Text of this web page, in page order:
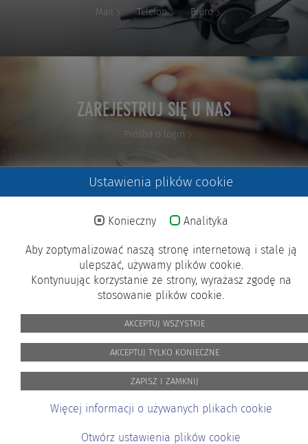
Customer Satisfaction
At MICROSENS, the satisfaction of our
customers is our top priority. You will
Mail Telefon Biuro
ZAREJESTRUJ SIĘ U NAS
Prośba o login
Polityka prywatności picture-credits
Ustawienia plików cookie
Konieczny Analityka
Aby zoptymalizować naszą stronę internetową i stale ją
ulepszać, używamy plików cookie.
Kontynuując korzystanie ze strony, wyrażasz zgodę na
stosowanie plików cookie.
AKCEPTUJ WSZYSTKIE
AKCEPTUJ TYLKO KONIECZNE
ZAPISZ I ZAMKNIJ
Więcej informacji o używanych plikach cookie
Otwórz ustawienia plików cookie